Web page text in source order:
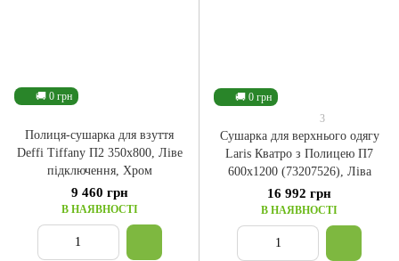
🚚 0 грн
Полиця-сушарка для взуття
Deffi Tiffany П2 350x800, Ліве
підключення, Хром
9 460 грн
В НАЯВНОСТІ
🚚 0 грн
3
Сушарка для верхнього одягу
Laris Кватро з Полицею П7
600x1200 (73207526), Ліва
16 992 грн
В НАЯВНОСТІ